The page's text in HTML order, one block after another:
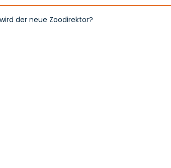
der neue Zoodirektor?